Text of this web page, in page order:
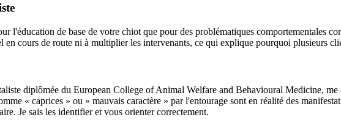
l'éducation de base de votre chiot que pour des problématiques comportementales
cours de route ni à multiplier les intervenants, ce qui explique pourquoi plusieurs
diplômée du European College of Animal Welfare and Behavioural Medicine, me
« caprices » ou « mauvais caractère » par l'entourage sont en réalité des
Je sais les identifier et vous orienter correctement.